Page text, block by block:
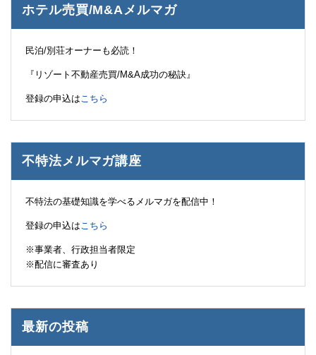
ホテル売買/M&Aメルマガ
民泊/別荘オーナーも必読！
『リゾート不動産売買/M&A成功の秘訣』
登録の申込は こちら
不特法メルマガ講座
不特法の基礎知識を学べるメルマガを配信中！
登録の申込は こちら
※事業者、行政担当者限定
※配信に審査あり
最新の投稿